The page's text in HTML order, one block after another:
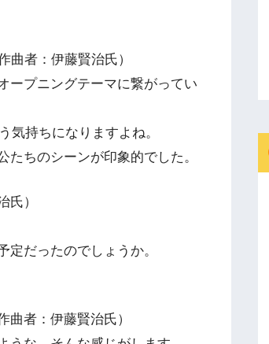
者：伊藤賢治氏）
ープニングテーマに繋がってい
気持ちになりますよね。
ちのシーンが印象的でした。
氏）
だったのでしょうか。
者：伊藤賢治氏）